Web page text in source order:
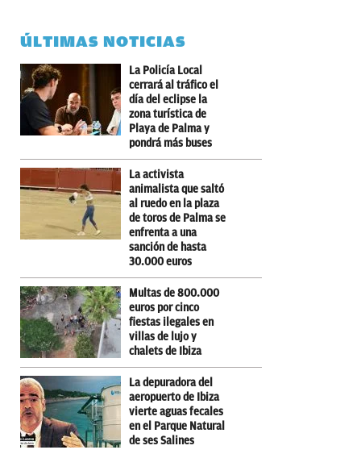
ÚLTIMAS NOTICIAS
La Policía Local
cerrará al tráfico el
día del eclipse la
zona turística de
Playa de Palma y
pondrá más buses
La activista
animalista que saltó
al ruedo en la plaza
de toros de Palma se
enfrenta a una
sanción de hasta
30.000 euros
Multas de 800.000
euros por cinco
fiestas ilegales en
villas de lujo y
chalets de Ibiza
La depuradora del
aeropuerto de Ibiza
vierte aguas fecales
en el Parque Natural
de ses Salines